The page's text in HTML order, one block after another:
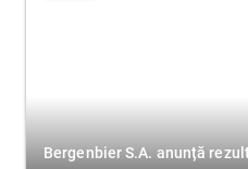
Bergenbier S.A. anunță